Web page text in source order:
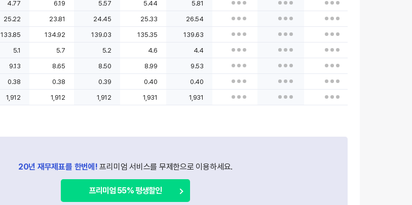
4.77 6.19 5.57 5.44 5.81
25.22 23.81 24.45 25.33 26.54
133.85 134.92 139.03 135.35 139.63
5.1 5.7 5.2 4.6 4.4
9.13 8.65 8.50 8.99 9.53
0.38 0.38 0.39 0.40 0.40
1,912 1,912 1,912 1,931 1,931
20년 재무제표를 한번에! 프리미엄 서비스를 무제한으로 이용하세요.
프리미엄 55% 평생할인